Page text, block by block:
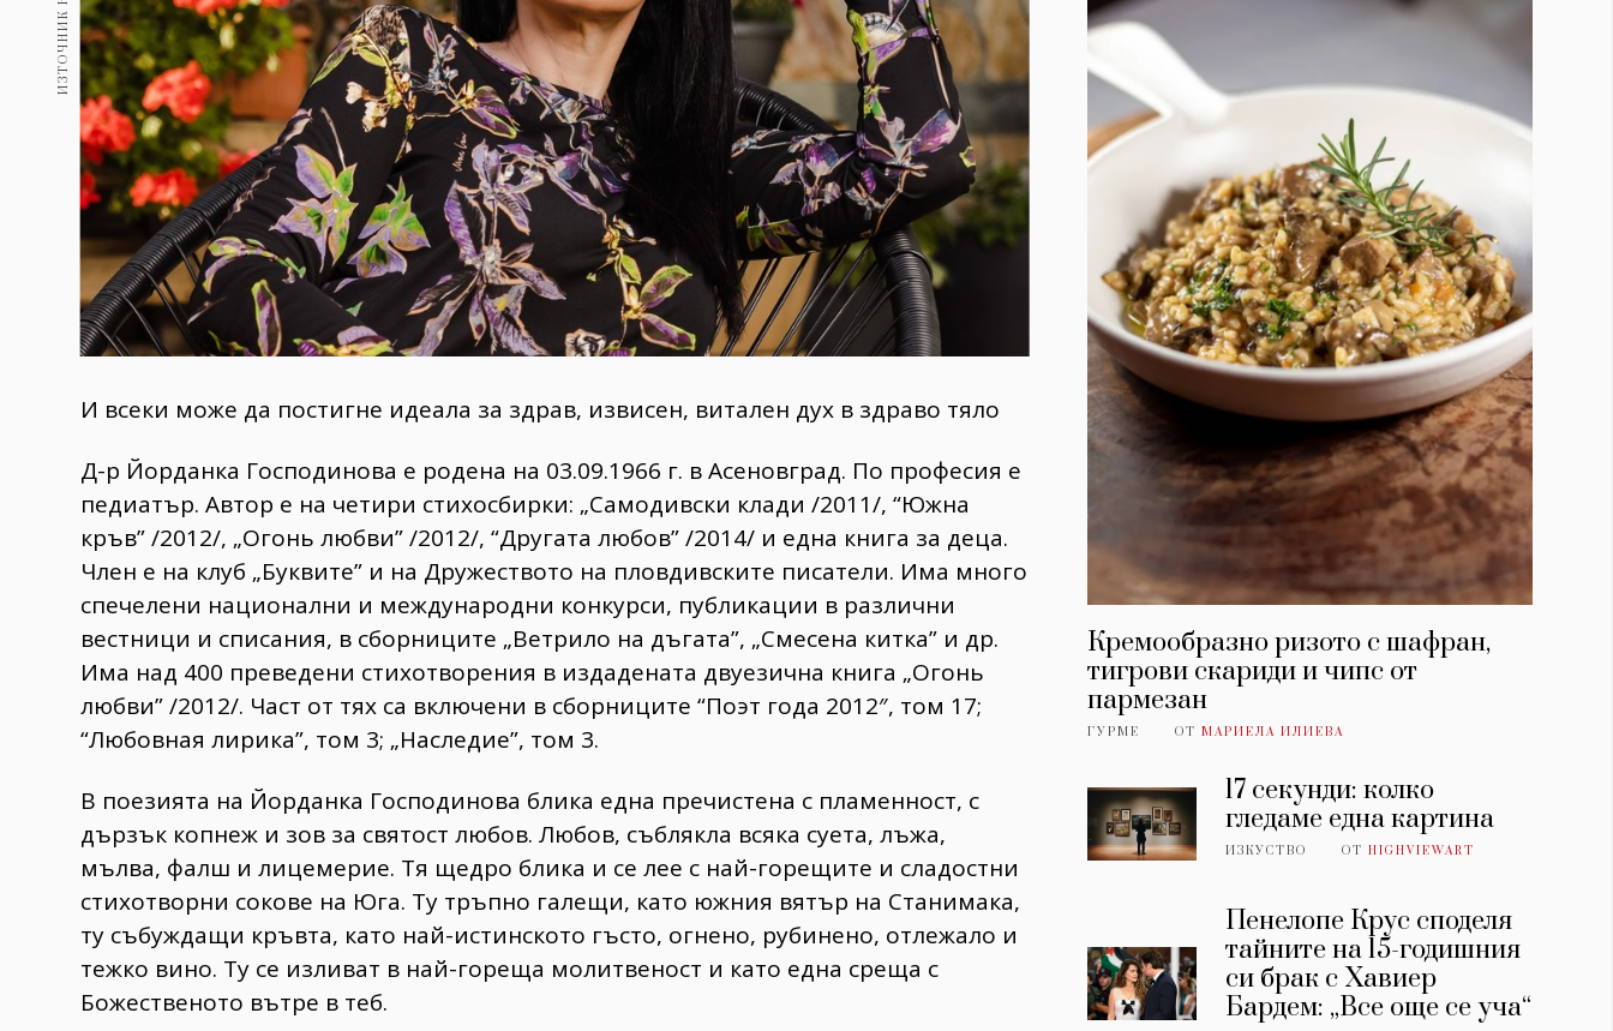
И всеки може да постигне идеала за здрав, извисен, витален дух в здраво тяло
Д-р Йорданка Господинова е родена на 03.09.1966 г. в Асеновград. По професия е
педиатър. Автор е на четири стихосбирки: „Самодивски клади /2011/, “Южна
кръв” /2012/, „Огонь любви” /2012/, “Другата любов” /2014/ и една книга за деца.
Член е на клуб „Буквите” и на Дружеството на пловдивските писатели. Има много
спечелени национални и международни конкурси, публикации в различни
вестници и списания, в сборниците „Ветрило на дъгата”, „Смесена китка” и др.
Има над 400 преведени стихотворения в издадената двуезична книга „Огонь
любви” /2012/. Част от тях са включени в сборниците “Поэт года 2012″, том 17;
“Любовная лирика”, том 3; „Наследие”, том 3.
В поезията на Йорданка Господинова блика една пречистена с пламенност, с
дързък копнеж и зов за святост любов. Любов, съблякла всяка суета, лъжа,
мълва, фалш и лицемерие. Тя щедро блика и се лее с най-горещите и сладостни
стихотворни сокове на Юга. Ту тръпно галещи, като южния вятър на Станимака,
ту събуждащи кръвта, като най-истинското гъсто, огнено, рубинено, отлежало и
тежко вино. Ту се изливат в най-гореща молитвеност и като една среща с
Божественото вътре в теб.
Кремообразно ризото с шафран,
тигрови скариди и чипс от
пармезан
ГУРМЕ ОТ МАРИЕЛА ИЛИЕВА
17 секунди: колко
гледаме една картина
ИЗКУСТВО ОТHIGHVIEWART
Пенелопе Крус споделя
тайните на 15-годишния
си брак с Хавиер
Бардем: „Все още се уча“